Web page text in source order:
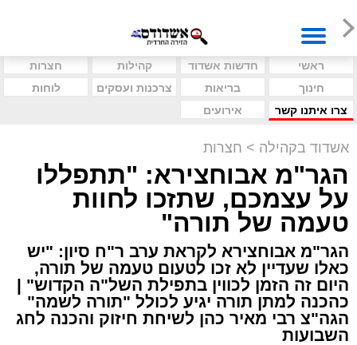
ראשי חדשות אשדוד קהילות
חצרות
חינוך
בריאות צרכנות ועסקים
לוחות
צרו איתנו קשר
אירועים
אשדוד בקהילה > חצרות
הגר"מ אבוחצירא: "תתפללו
על עצמכם, שתזכו לחוות
טעמה של תורה"
הגר"מ אבוחצירא לקראת ערב ר"ח סיון: "יש
כאלו שעדיין לא זכו לטעום טעמה של תורה,
היום זה הזמן לכווין בתפילת השל"ה הקדוש" |
כהכנה למתן תורה יגיע לכולל "תורה לשמה"
הגה"צ רבי מאיר כהן לשיחת חיזוק והכנה לחג
השבועות